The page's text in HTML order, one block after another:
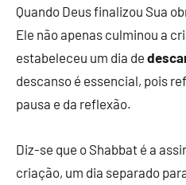
Quando Deus finalizou Sua
Ele não apenas culminou a
estabeleceu um dia de
descanso é essencial, pois
pausa e da reflexão.
Diz-se que o Shabbat é a
criação, um dia separado